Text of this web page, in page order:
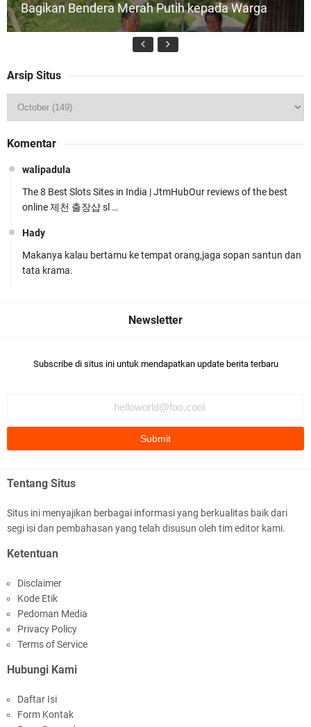
Bagikan Bendera Merah Putih kepada Warga
Hadapi Tantangan Kamtibmas
Tim URC Polres Lombok Timur Ringkus Pelaku
Polsek Gunungsari Kawal keamanan Acara
Selamatan Bendungan Meninting
Lingkungan Taman Perkuat Sinergitas
Arsip Situs
Komentar
walipadula
The 8 Best Slots Sites in India | JtmHubOur reviews of the best
online 제천 출장샵 sl …
Hady
Makanya kalau bertamu ke tempat orang,jaga sopan santun dan
tata krama.
Subscribe di situs ini untuk mendapatkan update berita terbaru
Tentang Situs
Situs ini menyajikan berbagai informasi yang berkualitas baik dari
segi isi dan pembahasan yang telah disusun oleh tim editor kami.
Ketentuan
Disclaimer
Kode Etik
Pedoman Media
Privacy Policy
Terms of Service
Hubungi Kami
Daftar Isi
Form Kontak